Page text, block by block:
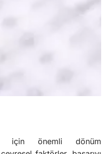
için önemli dönüm